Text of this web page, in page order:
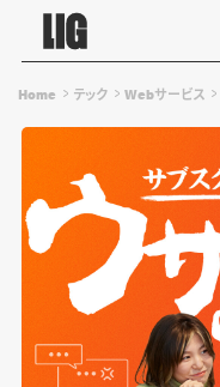
Home テック Webサービス